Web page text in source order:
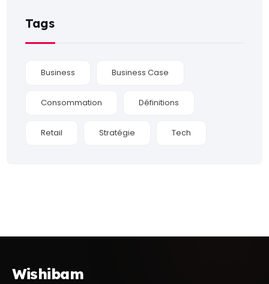
Tags
Business Business Case
Consommation Définitions
Retail Stratégie Tech
Wishibam